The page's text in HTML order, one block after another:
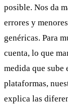
posible. Nos da
errores y
genéricas. Para
cuenta, lo que
medida que sube
plataformas,
explica las